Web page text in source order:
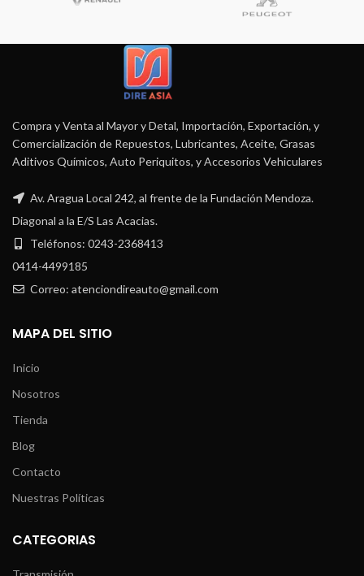
Compra y Venta al Mayor y Detal, Importación, Exportación, y
Comercialización de Repuestos, Lubricantes, Aceite, Grasas
Aditivos Químicos, Auto Periquitos, y Accesorios Vehiculares
Av. Aragua Local 242, al frente de la Fundación Mendoza.
Diagonal a la E/S Las Acacias.
Teléfonos: 0243-2368413
0414-4499185
Correo: atenciondireauto@gmail.com
MAPA DEL SITIO
Inicio
Nosotros
Tienda
Blog
Contacto
Nuestras Políticas
CATEGORIAS